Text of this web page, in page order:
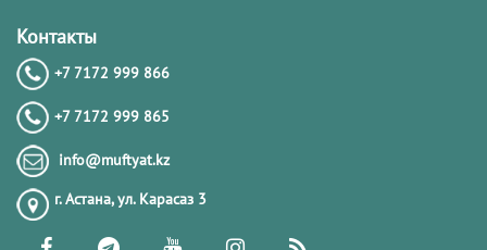
Контакты
+7 7172 999 866
+7 7172 999 865
info@muftyat.kz
г. Астана, ул. Карасаз 3